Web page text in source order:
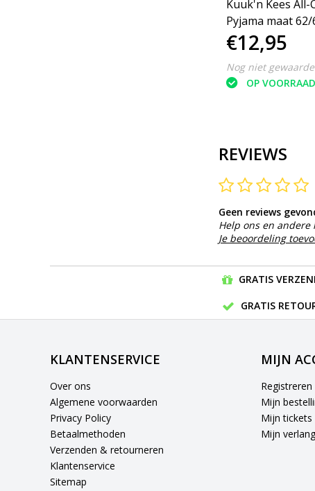
Kuuk'n Kees All-
Pyjama maat 62/
€12,95
Nog niet
OP VOORRAAD
REVIEWS
Geen reviews
Help ons en
Je beoordeling
GRATIS
GRATIS
KLANTENSERVICE
Over ons
Algemene voorwaarden
Privacy Policy
Betaalmethoden
Verzenden & retourneren
Klantenservice
Sitemap
MIJN
Registreren
Mijn
Mijn tickets
Mijn